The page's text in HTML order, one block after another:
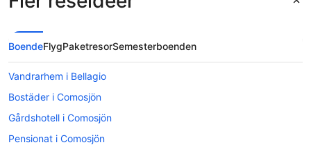
BoendeFlygPaketresorSemesterboenden
Vandrarhem i Bellagio
Bostäder i Comosjön
Gårdshotell i Comosjön
Pensionat i Comosjön